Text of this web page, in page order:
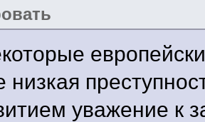
низкая
уважение к